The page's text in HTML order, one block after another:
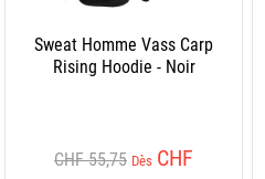
Sweat Homme Vass Carp
Rising Hoodie - Noir
CHF 55,75 Dès CHF